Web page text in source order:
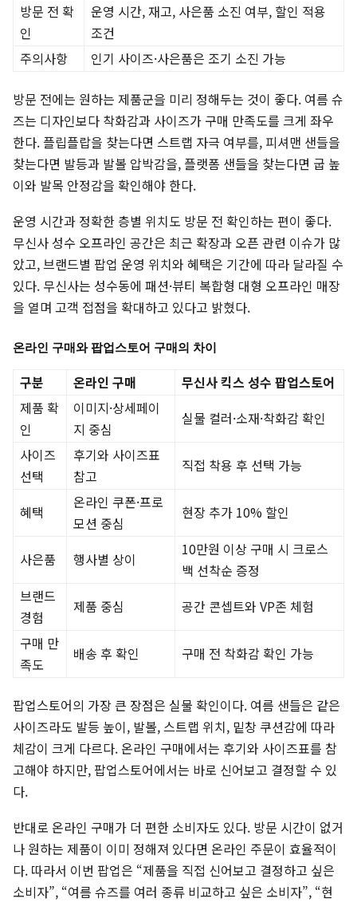
방문 전 확
인
운영 시간, 재고, 사은품 소진 여부, 할인 적용
조건
주의사항
인기 사이즈·사은품은 조기 소진 가능
방문 전에는 원하는 제품군을 미리 정해두는 것이 좋다. 여름 슈
즈는 디자인보다 착화감과 사이즈가 구매 만족도를 크게 좌우
한다. 플립플랍을 찾는다면 스트랩 자극 여부를, 피셔맨 샌들을
찾는다면 발등과 발볼 압박감을, 플랫폼 샌들을 찾는다면 굽 높
이와 발목 안정감을 확인해야 한다.
운영 시간과 정확한 층별 위치도 방문 전 확인하는 편이 좋다.
무신사 성수 오프라인 공간은 최근 확장과 오픈 관련 이슈가 많
았고, 브랜드별 팝업 운영 위치와 혜택은 기간에 따라 달라질 수
있다. 무신사는 성수동에 패션·뷰티 복합형 대형 오프라인 매장
을 열며 고객 접점을 확대하고 있다고 밝혔다.
온라인 구매와 팝업스토어 구매의 차이
구분 온라인 구매
무신사 킥스 성수 팝업스토어
제품 확
인
이미지·상세페이
지 중심
실물 컬러·소재·착화감 확인
사이즈
선택
후기와 사이즈표
참고
직접 착용 후 선택 가능
혜택
온라인 쿠폰·프로
모션 중심
현장 추가 10% 할인
사은품 행사별 상이
10만원 이상 구매 시 크로스
백 선착순 증정
브랜드
경험
제품 중심
공간 콘셉트와 VP존 체험
구매 만
족도
배송 후 확인 구매 전 착화감 확인 가능
팝업스토어의 가장 큰 장점은 실물 확인이다. 여름 샌들은 같은
사이즈라도 발등 높이, 발볼, 스트랩 위치, 밑창 쿠션감에 따라
체감이 크게 다르다. 온라인 구매에서는 후기와 사이즈표를 참
고해야 하지만, 팝업스토어에서는 바로 신어보고 결정할 수 있
다.
반대로 온라인 구매가 더 편한 소비자도 있다. 방문 시간이 없거
나 원하는 제품이 이미 정해져 있다면 온라인 주문이 효율적이
다. 따라서 이번 팝업은 “제품을 직접 신어보고 결정하고 싶은
소비자”, “여름 슈즈를 여러 종류 비교하고 싶은 소비자”, “현